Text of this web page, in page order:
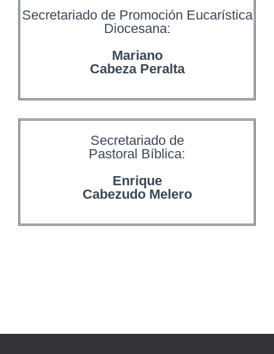
Secretariado de Promoción Eucarística
Diocesana:
Mariano
Cabeza Peralta
Secretariado de
Pastoral Bíblica:
Enrique
Cabezudo Melero